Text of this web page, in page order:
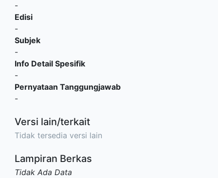
-
Edisi
-
Subjek
-
Info Detail Spesifik
-
Pernyataan Tanggungjawab
-
Versi lain/terkait
Tidak tersedia versi lain
Lampiran Berkas
Tidak Ada Data